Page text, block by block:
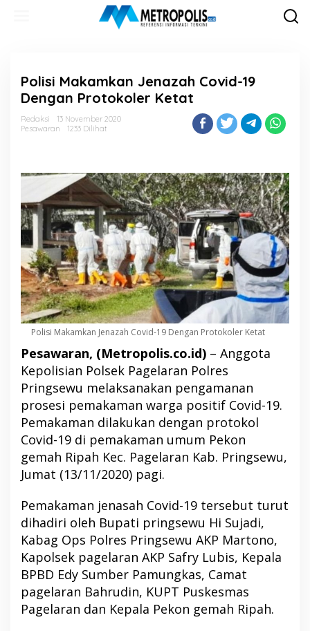
Polisi Makamkan Jenazah Covid-19
Dengan Protokoler Ketat
Redaksi
13 November 2020
Pesawaran
1233 Dilihat
Polisi Makamkan Jenazah Covid-19 Dengan Protokoler Ketat
Pesawaran, (Metropolis.co.id) – Anggota
Kepolisian Polsek Pagelaran Polres
Pringsewu melaksanakan pengamanan
prosesi pemakaman warga positif Covid-19.
Pemakaman dilakukan dengan protokol
Covid-19 di pemakaman umum Pekon
gemah Ripah Kec. Pagelaran Kab. Pringsewu,
Jumat (13/11/2020) pagi.
Pemakaman jenasah Covid-19 tersebut turut
dihadiri oleh Bupati pringsewu Hi Sujadi,
Kabag Ops Polres Pringsewu AKP Martono,
Kapolsek pagelaran AKP Safry Lubis, Kepala
BPBD Edy Sumber Pamungkas, Camat
pagelaran Bahrudin, KUPT Puskesmas
Pagelaran dan Kepala Pekon gemah Ripah.